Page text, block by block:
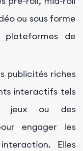
ou sous forme
de
publicités riches
interactifs tels
jeux ou des
engager les
Elles